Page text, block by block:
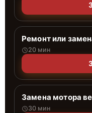
Ремонт или
20 мин
Замена мотора
30 мин